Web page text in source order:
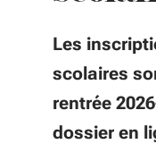
Les
scolaires
rentrée
dossier en